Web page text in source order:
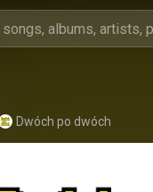
Dwóch po dwóch